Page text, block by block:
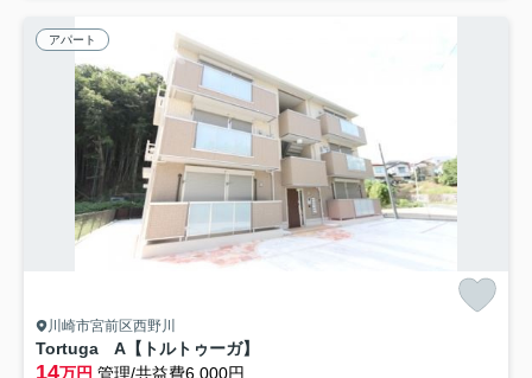
アパート
川崎市宮前区西野川
Tortuga A【トルトゥーガ】
14万円 管理/共益費6,000円